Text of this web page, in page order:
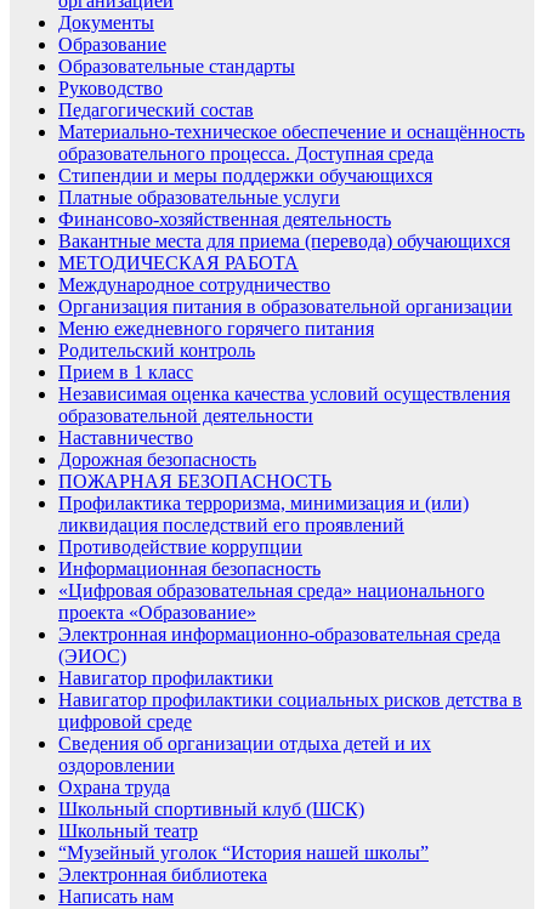
Документы
Образование
Образовательные стандарты
Руководство
Педагогический состав
Материально-техническое обеспечение и оснащённость
образовательного процесса. Доступная среда
Стипендии и меры поддержки обучающихся
Платные образовательные услуги
Финансово-хозяйственная деятельность
Вакантные места для приема (перевода) обучающихся
МЕТОДИЧЕСКАЯ РАБОТА
Международное сотрудничество
Организация питания в образовательной организации
Меню ежедневного горячего питания
Родительский контроль
Прием в 1 класс
Независимая оценка качества условий осуществления
образовательной деятельности
Наставничество
Дорожная безопасность
ПОЖАРНАЯ БЕЗОПАСНОСТЬ
Профилактика терроризма, минимизация и (или)
ликвидация последствий его проявлений
Противодействие коррупции
Информационная безопасность
«Цифровая образовательная среда» национального
проекта «Образование»
Электронная информационно-образовательная среда
(ЭИОС)
Навигатор профилактики
Навигатор профилактики социальных рисков детства в
цифровой среде
Сведения об организации отдыха детей и их
оздоровлении
Охрана труда
Школьный спортивный клуб (ШСК)
Школьный театр
“Музейный уголок “История нашей школы”
Электронная библиотека
Написать нам